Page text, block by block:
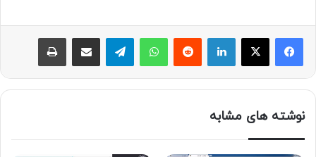
لینکدین ‫رددیت واتس آپ تلگرام
نوشته های مشابه